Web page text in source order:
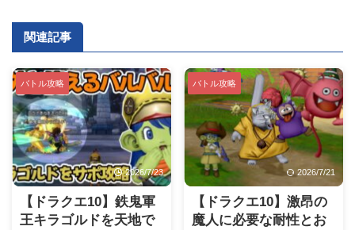
関連記事
バトル攻略
2026/7/23
【ドラクエ10】鉄鬼軍
王キラゴルドを天地で
バトル攻略
2026/7/21
【ドラクエ10】激昂の
魔人に必要な耐性とお